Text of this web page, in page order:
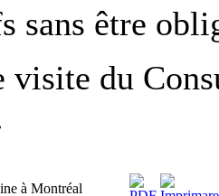
sans être
visite du
à Montréal